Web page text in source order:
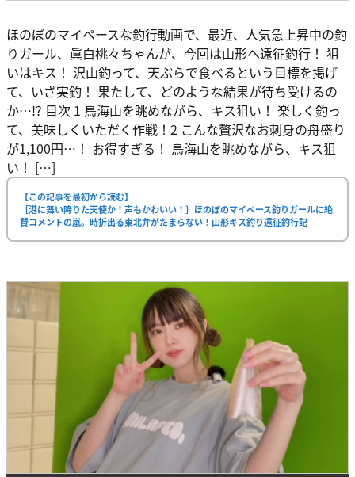
ほのぼのマイペースな釣行動画で、最近、人気急上昇中の釣
りガール、眞白桃々ちゃんが、今回は山形へ遠征釣行！ 狙
いはキス！ 沢山釣って、天ぷらで食べるという目標を掲げ
て、いざ実釣！ 果たして、どのような結果が待ち受けるの
か…!? 目次 1 鳥海山を眺めながら、キス狙い！ 楽しく釣っ
て、美味しくいただく作戦！2 こんな贅沢なお刺身の舟盛り
が1,100円…！ お得すぎる！ 鳥海山を眺めながら、キス狙
い！ […]
【この記事を最初から読む】
［港に舞い降りた天使か！声もかわいい！］ほのぼのマイペース釣りガールに絶
賛コメントの嵐。時折出る東北弁がたまらない！山形キス釣り遠征釣行記